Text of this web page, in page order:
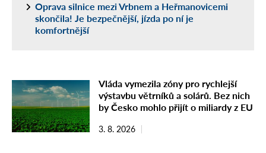
Oprava silnice mezi Vrbnem a Heřmanovicemi
skončila! Je bezpečnější, jízda po ní je
komfortnější
Vláda vymezila zóny pro rychlejší
výstavbu větrníků a solárů. Bez nich
by Česko mohlo přijít o miliardy z EU
3. 8. 2026